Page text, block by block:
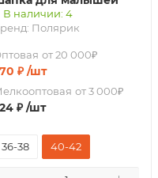
В наличии: 4
Полярик
от 20 000₽
₽ /шт
от 3 000₽
₽ /шт
36-38 40-42